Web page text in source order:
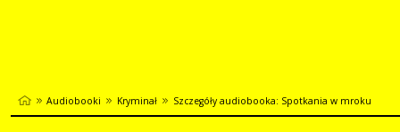
Audiobooki Kryminał Szczegóły audiobooka: Spotkania w mroku